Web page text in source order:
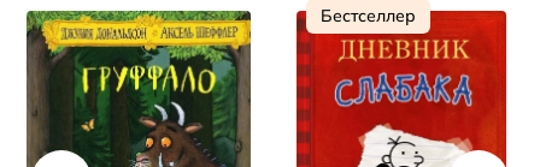
Бестселлер